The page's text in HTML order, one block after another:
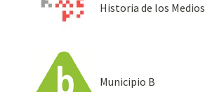
Historia de los Medios
Municipio B